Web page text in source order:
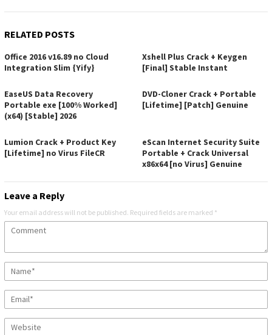
RELATED POSTS
Office 2016 v16.89 no Cloud
Integration Slim {Yify}
Xshell Plus Crack + Keygen
[Final] Stable Instant
EaseUS Data Recovery
Portable exe [100% Worked]
(x64) [Stable] 2026
DVD-Cloner Crack + Portable
[Lifetime] [Patch] Genuine
Lumion Crack + Product Key
[Lifetime] no Virus FileCR
eScan Internet Security Suite
Portable + Crack Universal
x86x64 [no Virus] Genuine
Leave a Reply
Your email address will not be published. Required fields are marked *